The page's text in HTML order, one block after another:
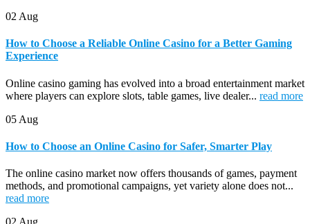
02 Aug
How to Choose a Reliable Online Casino for a Better Gaming
Experience
Online casino gaming has evolved into a broad entertainment market
where players can explore slots, table games, live dealer... read more
05 Aug
How to Choose an Online Casino for Safer, Smarter Play
The online casino market now offers thousands of games, payment
methods, and promotional campaigns, yet variety alone does not...
read more
02 Aug